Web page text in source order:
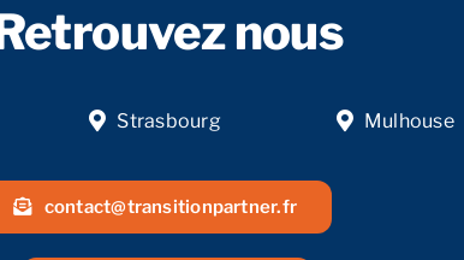
nous
Strasbourg Mulhouse
contact@transitionpartner.fr